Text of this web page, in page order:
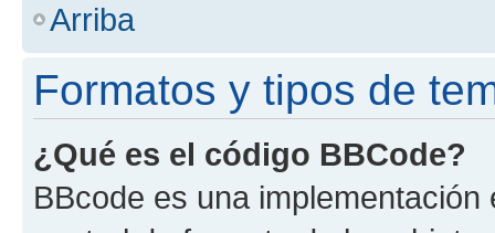
Arriba
Formatos y tipos de
¿Qué es el código BBCode?
BBcode es una